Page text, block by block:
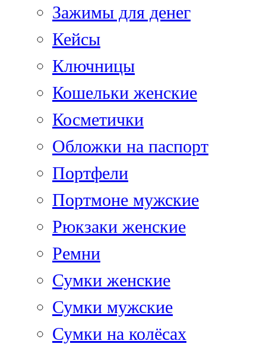
Зажимы для денег
Кейсы
Ключницы
Кошельки женские
Косметички
Обложки на паспорт
Портфели
Портмоне мужские
Рюкзаки женские
Ремни
Сумки женские
Сумки мужские
Сумки на колёсах